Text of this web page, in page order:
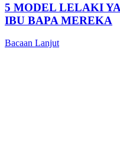
5 MODEL LELAKI
IBU BAPA MEREKA
Bacaan Lanjut